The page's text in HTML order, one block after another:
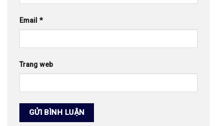
Email *
Trang web